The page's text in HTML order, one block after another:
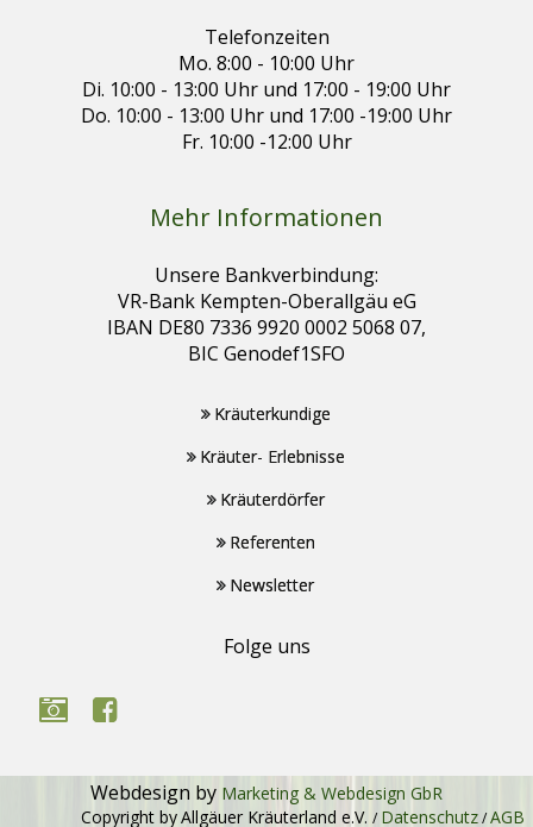
Telefonzeiten
Mo. 8:00 - 10:00 Uhr
Di. 10:00 - 13:00 Uhr und 17:00 - 19:00 Uhr
Do. 10:00 - 13:00 Uhr und 17:00 -19:00 Uhr
Fr. 10:00 -12:00 Uhr
Mehr Informationen
Unsere Bankverbindung:
VR-Bank Kempten-Oberallgäu eG
IBAN DE80 7336 9920 0002 5068 07,
BIC Genodef1SFO
Kräuterkundige
Kräuter- Erlebnisse
Kräuterdörfer
Referenten
Newsletter
Folge uns
Webdesign by Marketing & Webdesign GbR
Copyright byAllgäuer Kräuterland e.V./ Datenschutz/AGB